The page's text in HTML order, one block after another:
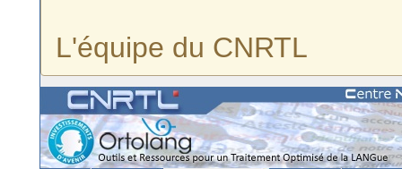
L'équipe du CNRTL